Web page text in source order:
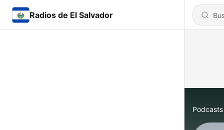
Radios de El Salvador
Podcasts